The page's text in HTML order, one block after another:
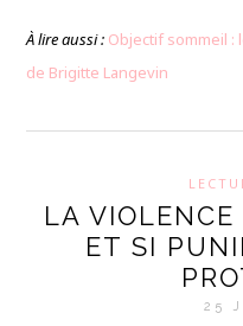
À lire aussi : Objectif sommeil :
de Brigitte Langevin
LA
ET SI
25